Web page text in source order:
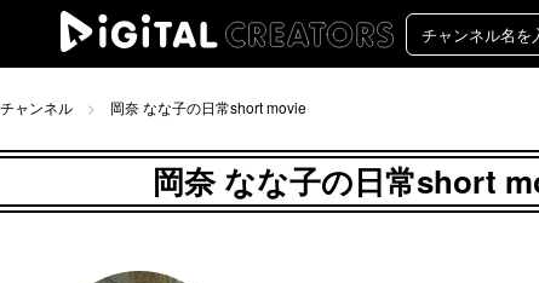
チャンネル 岡奈 なな子の日常short movie
岡奈 なな子の日常short